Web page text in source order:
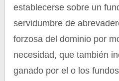
establecerse sobre un
servidumbre de
forzosa del dominio por
necesidad, que también
ganado por el o los